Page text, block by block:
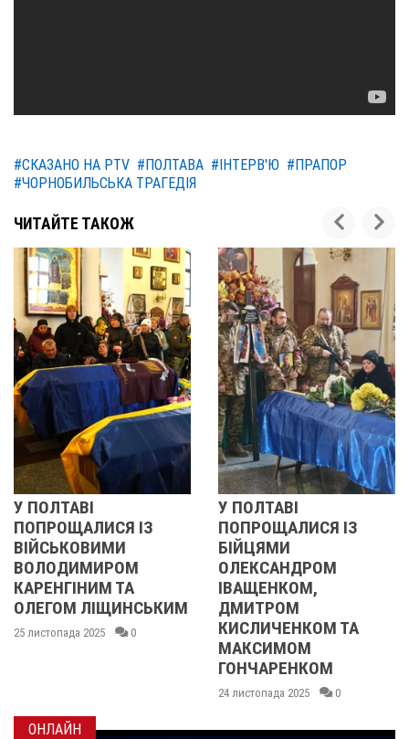
#СКАЗАНО НА PTV #ПОЛТАВА #ІНТЕРВ'Ю #ПРАПОР
#ЧОРНОБИЛЬСЬКА ТРАГЕДІЯ
ЧИТАЙТЕ ТАКОЖ
ІЗ
ТА
0
ПОПРОЩАЛИСЯ ІЗ
БІЙЦЯМИ
ОЛЕКСАНДРОМ
ІВАЩЕНКОМ,
ДМИТРОМ
КИСЛИЧЕНКОМ ТА
ГОНЧАРЕНКОМ
0
2013
21 листопада 2025
ОНЛАЙН